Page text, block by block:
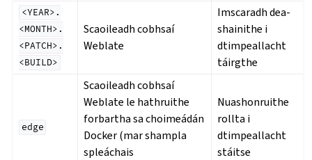
<YEAR>.
<MONTH>.
<PATCH>.
<BUILD>
Scaoileadh cobhsaí
Weblate
Imscaradh dea-
shainithe i
dtimpeallacht
táirgthe
edge
Scaoileadh cobhsaí
Weblate le hathruithe
forbartha sa choimeádán
Docker (mar shampla
spleáchais
Nuashonruithe
rollta i
dtimpeallacht
stáitse